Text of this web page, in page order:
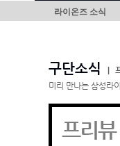
라이온즈 소식
구단소식
미리 만나는 삼성라
프리뷰